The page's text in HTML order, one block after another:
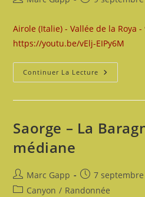
la
publication :
Airole (Italie) - Vallée de la Roya
https://youtu.be/vElj-EIPy6M
Continuer La Lecture Descente
Du
Saorge – La
médiane
Auteur/autrice
de
Marc Gapp
Publication
publiée :
7
PostCanyon / Randonnée